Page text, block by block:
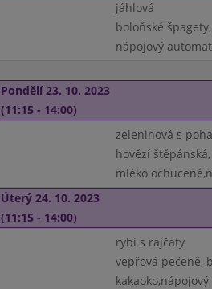
jáhlová
boloňské
nápojový automat
Pondělí 23. 10. 2023
(11:15 - 14:00)
zeleninová s
hovězí
mléko
Úterý 24. 10. 2023
(11:15 - 14:00)
rybí s rajčaty
vepřová pečeně,